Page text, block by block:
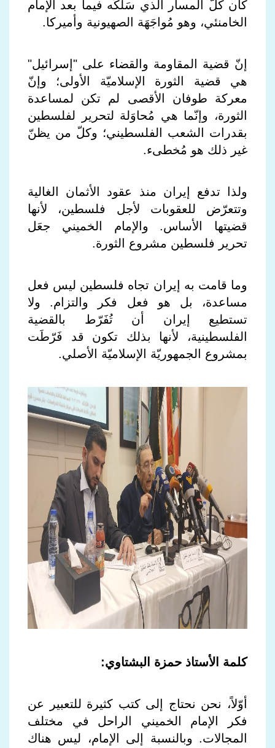
كان كلّ المسار الذي سَلَكَه فيما بعد الإمام
الخامنئي، وهو مُواجَهَة الصهيونية وأميركا.
إنّ قضية المقاومة والقضاء على "إسرائيل"
هي قضية الثورة الإسلاميّة الأولى؛ وإنّ
معركة طوفان الأقصى لم تكن لمساعدة
الثورة، وإنّما هي مُحاوَلة لتحرير لفلسطين
بقدرات الشعب الفلسطيني؛ وكلّ من يظنّ
غير ذلك هو مُخطىء.
ولذا تدفع إيران منذ عقود الأثمان الغالية
وتتعرّض للعقوبات لأجل فلسطين، لأنها
قضيتها الأساس. والإمام الخميني جعَل
تحرير فلسطين مشروع الثورة.
وما قامت به إيران تجاه فلسطين ليس فعل
مساعدة، بل هو فعل فكر والتزام. ولا
تستطيع إيران أن تُفَرّط بالقضية
الفلسطينية، لأنها بذلك تكون قد فَرّطَت
بمشروع الجمهوريّة الإسلاميّة الأصلي.
كلمة الأستاذ حمزة البشتاوي:
أوّلاً، نحن نحتاج إلى كتب كثيرة للتعبير عن
فكر الإمام الخميني الراحل في مختلف
المجالات. وبالنسبة إلى الإمام، ليس هناك